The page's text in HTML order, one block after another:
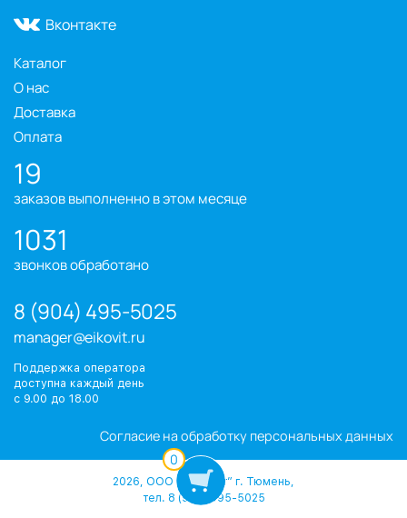
Вконтакте
Каталог
О нас
Доставка
Оплата
19
заказов выполненно в этом месяце
1031
звонков обработано
8 (904) 495-5025
manager@eikovit.ru
Поддержка оператора
доступна каждый день
с 9.00 до 18.00
Согласие на обработку персональных данных
2026, ООО “Эйковит” г. Тюмень,
тел. 8 (904) 495-5025
0